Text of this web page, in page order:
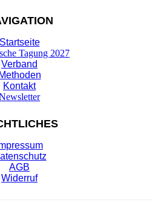
Startseite
Tagung 2027
Verband
Methoden
Kontakt
AGB
Widerruf